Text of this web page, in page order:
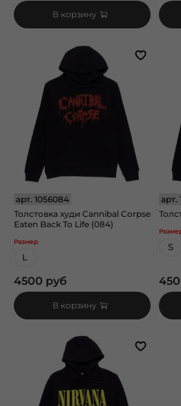
В корзину
арт. 1056084
Толстовка худи Cannibal Corpse
Eaten Back To Life (084)
Размер
L
4500 руб
В корзину
арт.
S